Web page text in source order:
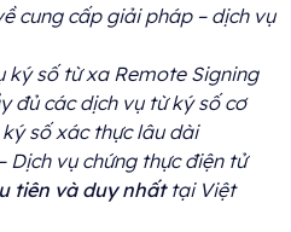
cung cấp giải pháp – dịch vụ
ký số từ xa Remote Signing
đủ các dịch vụ từ ký số cơ
số xác thực lâu dài
Dịch vụ chứng thực điện tử
tiên và duy nhấttại Việt